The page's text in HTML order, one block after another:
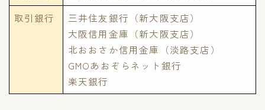
取引銀行
三井住友銀行（新大阪支店）
大阪信用金庫（新大阪支店）
北おおさか信用金庫（淡路支店）
GMOあおぞらネット銀行
楽天銀行